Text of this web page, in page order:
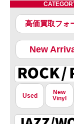
高価買取フォ
New
Used
New
Vinyl